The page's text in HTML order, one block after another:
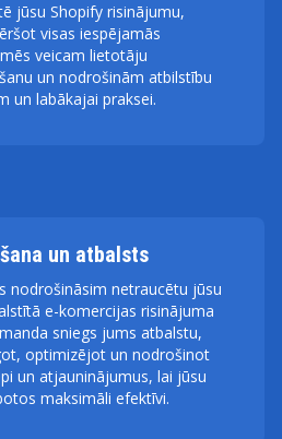
jūsu Shopify risinājumu,
visas iespējamās
veicam lietotāju
un nodrošinām atbilstību
un labākajai praksei.
un atbalsts
nodrošināsim netraucētu jūsu
e-komercijas risinājuma
sniegs jums atbalstu,
optimizējot un nodrošinot
un atjauninājumus, lai jūsu
maksimāli efektīvi.